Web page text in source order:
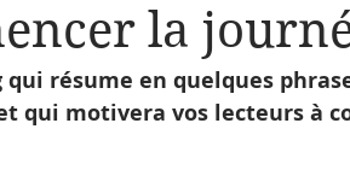
la
résume en quelques
qui motivera vos lecteurs à